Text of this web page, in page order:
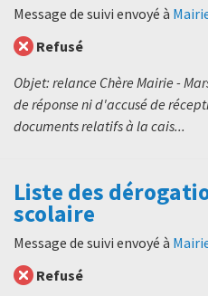
Message de suivi envoyé à
Refusé
Objet: relance Chère Mairie -
de réponse ni d'accusé de
documents relatifs à la cais...
Liste des
scolaire
Message de suivi envoyé à
Refusé